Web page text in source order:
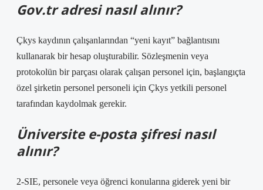
Gov.tr adresi nasıl alınır?
Çkys kaydının çalışanlarından “yeni kayıt” bağlantısını
kullanarak bir hesap oluşturabilir. Sözleşmenin veya
protokolün bir parçası olarak çalışan personel için, başlangıçta
özel şirketin personel personeli için Çkys yetkili personel
tarafından kaydolmak gerekir.
Üniversite e-posta şifresi nasıl
alınır?
2-SIE, personele veya öğrenci konularına giderek yeni bir